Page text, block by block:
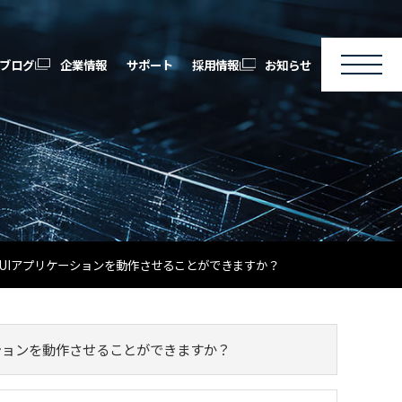
ログ 企業情報 サポート 採用情報 お知らせ
プリケーションを動作させることができますか？
ンを動作させることができますか？